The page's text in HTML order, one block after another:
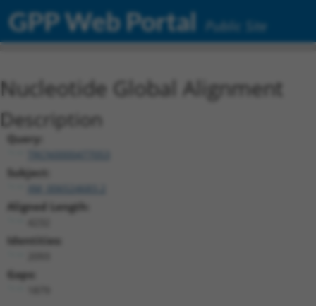
GPP Web Portal Public Site
Nucleotide Global Alignment
Description
Query:
Subject:
XM_006524683.2
Aligned Length:
Identities:
Gaps: